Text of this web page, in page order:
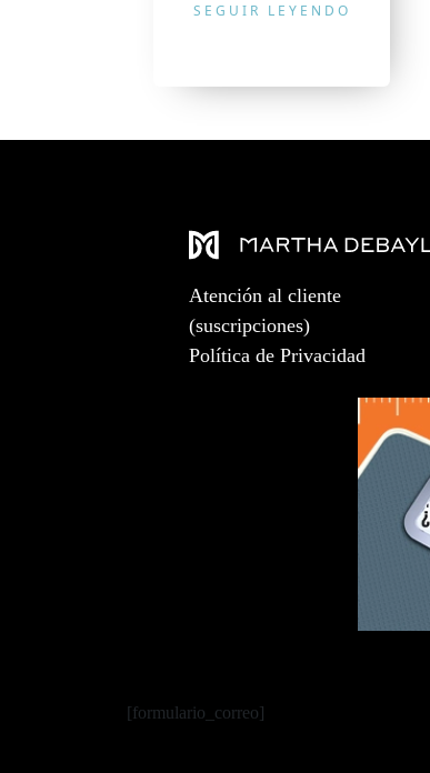
SEGUIR LEYENDO
Atención al cliente
(suscripciones)
Política de Privacidad
[formulario_correo]